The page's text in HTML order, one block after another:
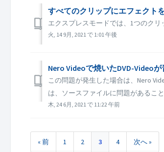
すべてのクリップにエフェクト
エクスプレスモードでは、1つのク
火, 14 9月, 2021 で 1:01 午後
Nero Videoで焼いたDVD-Video
この問題が発生した場合は、Nero
は、ソースファイルに問題があるこ
木, 24 6月, 2021 で 11:22 午前
« 前 1 2 3 4 次へ »